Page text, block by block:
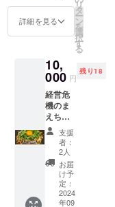
可 ※当
日ご参
ご購入
くださ
い。
名前で
10杯支
援出来
る権利
「◯◯
さんか
らのご
支援で
す！」
と伝え
て提供
させて
いただ
きま
す！ ※
リター
ンは
詳細を見る
リ
タ
ー
ン
を
選
択
す
る
10,
000 円
残り18
経営危
機のま
えちゃ
んにコ
ンサル
を受け
させる
権利で
す！ コ
ンサル
担当：
支援
者：
2人
お届
け予
定：
2024
年09